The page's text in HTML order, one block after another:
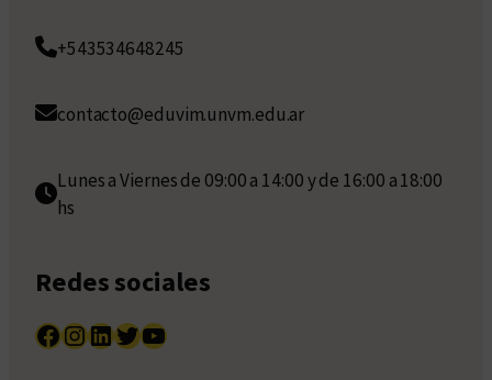
+543534648245
contacto@eduvim.unvm.edu.ar
Lunes a Viernes de 09:00 a 14:00 y de 16:00 a 18:00
hs
Redes sociales
Facebook InstagramLinkedIn Twitter YouTube